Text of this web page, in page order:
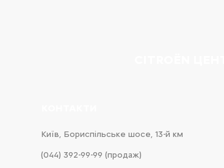
Київ, Бориспільське шосе, 13-й км
(044) 392-99-99 (продаж)